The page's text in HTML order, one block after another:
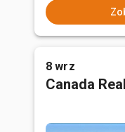
8 wrz
Canada